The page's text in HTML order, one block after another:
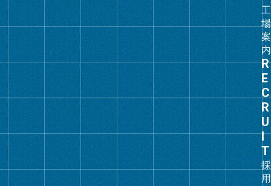
工
場
案
内
ク
採
用
グ
ル
ー
プ
リ
ン
ク